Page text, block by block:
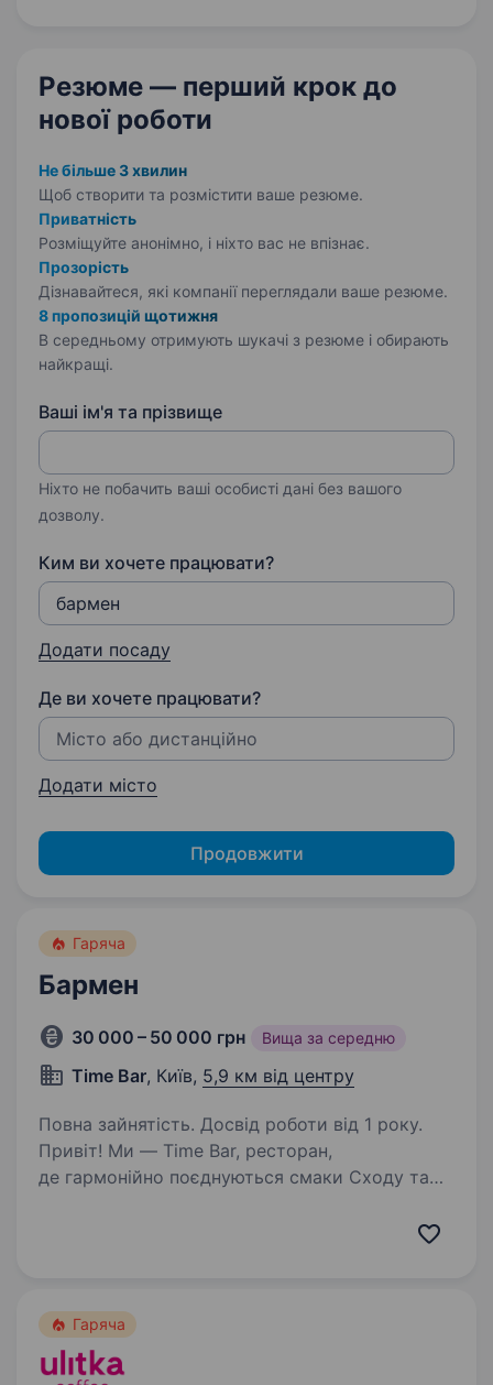
Резюме — перший крок до
нової роботи
Не більше 3 хвилин
Щоб створити та розмістити ваше резюме.
Приватність
Розміщуйте анонімно, і ніхто вас не впізнає.
Прозорість
Дізнавайтеся, які компанії переглядали ваше резюме.
8 пропозицій щотижня
В середньому отримують шукачі з резюме і обирають
найкращі.
Ваші ім'я та прізвище
Ніхто не побачить ваші особисті дані без вашого
дозволу.
Ким ви хочете працювати?
Додати посаду
Де ви хочете працювати?
Додати місто
Продовжити
Гаряча
Бармен
30 000 – 50 000 грн Вища за середню
Time Bar, Київ, 5,9 км від центру
Повна зайнятість. Досвід роботи від 1 року.
Привіт! Ми — Time Bar, ресторан,
де гармонійно поєднуються смаки Сходу та
Гаряча